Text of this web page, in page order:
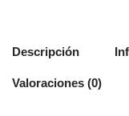
Descripción
Valoraciones (0)